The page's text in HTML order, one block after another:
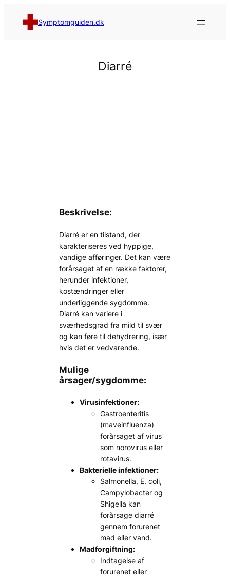
indhold
Symptomguiden.dk
Diarré
Beskrivelse:
Diarré er en tilstand, der
karakteriseres ved hyppige,
vandige afføringer. Det kan være
forårsaget af en række faktorer,
herunder infektioner,
kostændringer eller
underliggende sygdomme.
Diarré kan variere i
sværhedsgrad fra mild til svær
og kan føre til dehydrering, især
hvis det er vedvarende.
Mulige
årsager/sygdomme:
Virusinfektioner:
Gastroenteritis
(maveinfluenza)
forårsaget af virus
som norovirus eller
rotavirus.
Bakterielle infektioner:
Salmonella, E. coli,
Campylobacter og
Shigella kan
forårsage diarré
gennem forurenet
mad eller vand.
Madforgiftning:
Indtagelse af
forurenet eller